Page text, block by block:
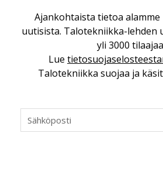
NIMITYKSET
Consti
NIMITYKSET
Ajankohtaista tietoa
uutisista. Talotekniikka-lehden
yli 3000
Lue
Talotekniikka suojaa ja